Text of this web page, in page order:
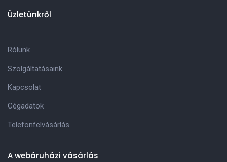
Üzletünkről
Rólunk
Szolgáltatásaink
Kapcsolat
Cégadatok
Telefonfelvásárlás
A webáruházi vásárlás